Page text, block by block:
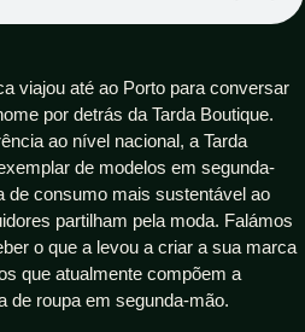
viajou até ao Porto para conversar
por detrás da Tarda Boutique.
ao nível nacional, a Tarda
de modelos em segunda-
de consumo mais sustentável ao
partilham pela moda. Falámos
o que a levou a criar a sua marca
que atualmente compõem a
de roupa em segunda-mão.